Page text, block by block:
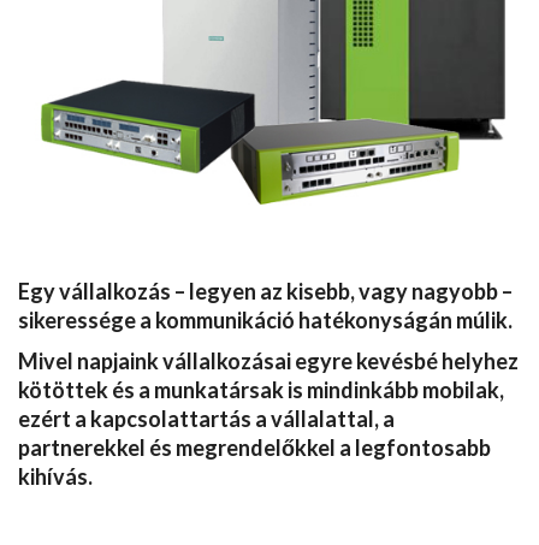
Egy vállalkozás – legyen az kisebb, vagy nagyobb –
sikeressége a kommunikáció hatékonyságán múlik.
Mivel napjaink vállalkozásai egyre kevésbé helyhez
kötöttek és a munkatársak is mindinkább mobilak,
ezért a kapcsolattartás a vállalattal, a
partnerekkel és megrendelőkkel a legfontosabb
kihívás.